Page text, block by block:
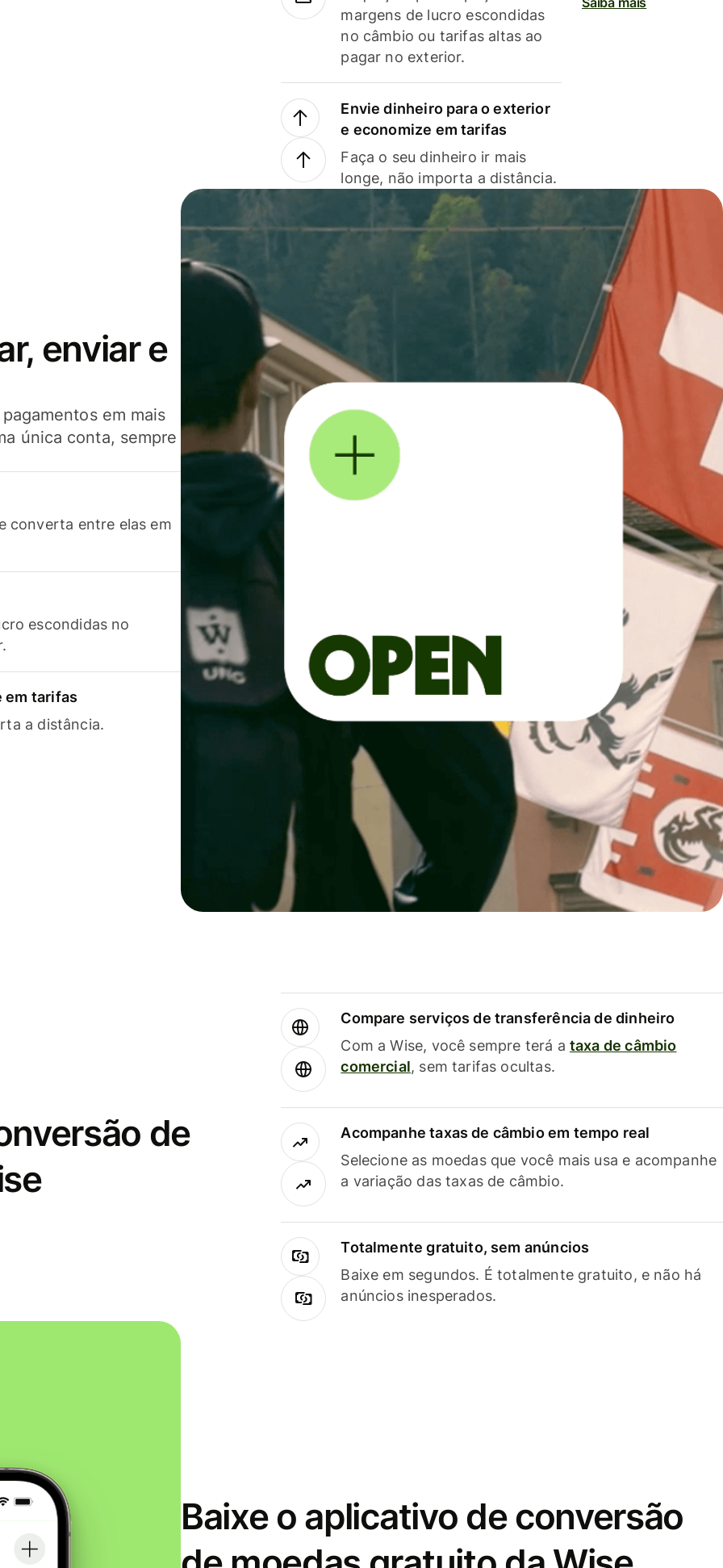
margens de lucro escondidas
no câmbio ou tarifas altas ao
pagar no exterior.
Envie dinheiro para o exterior
e economize em tarifas
Faça o seu dinheiro ir mais
longe, não importa a distância.
enviar e
em mais
única conta, sempre
converta entre elas em
escondidas no
em tarifas
a distância.
de
Compare serviços de transferência de dinheiro
Com a Wise, você sempre terá a taxa de câmbio
comercial, sem tarifas ocultas.
Acompanhe taxas de câmbio em tempo real
Selecione as moedas que você mais usa e acompanhe
a variação das taxas de câmbio.
Totalmente gratuito, sem anúncios
Baixe em segundos. É totalmente gratuito, e não há
anúncios inesperados.
Baixe o aplicativo de conversão